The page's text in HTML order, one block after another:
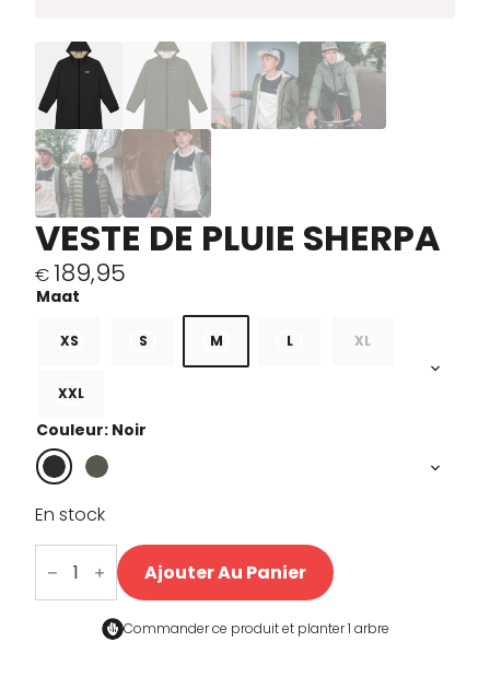
VESTE DE PLUIE SHERPA
€189,95
XS S M L XL
XXL
Couleur: Noir
En stock
quantité
de
Sherpa
Rain
Ajouter Au Panier
Commander ce produit et planter 1 arbre